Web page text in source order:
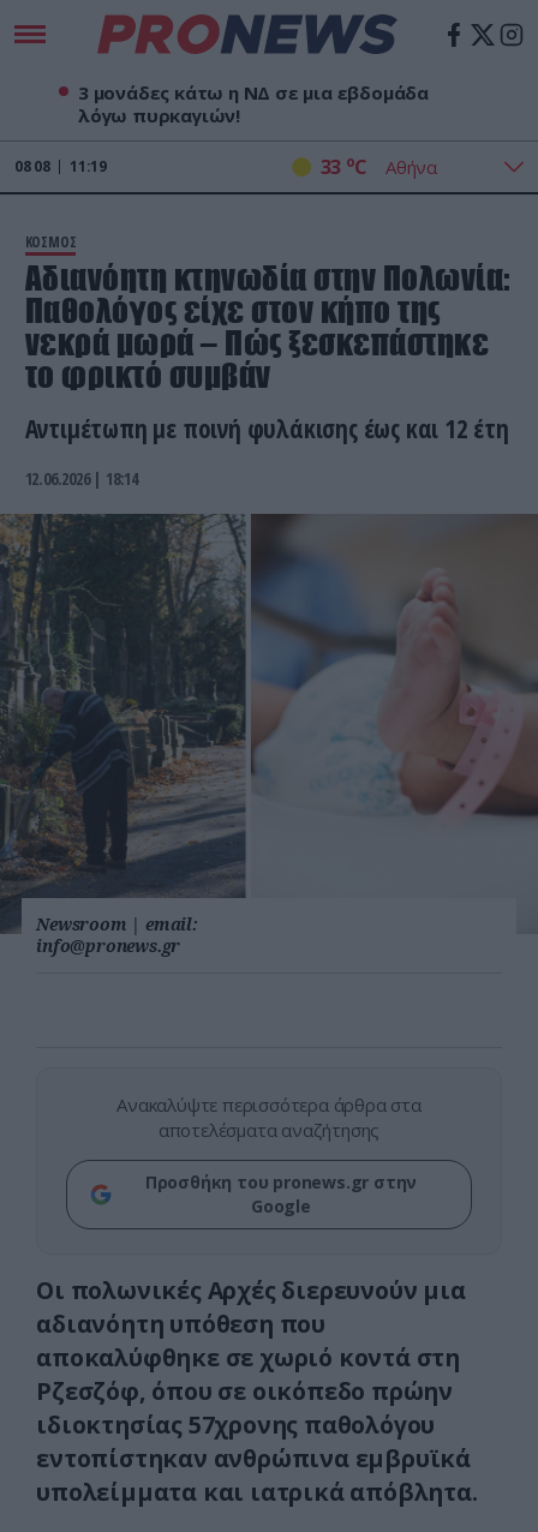
3 μονάδες κάτω η ΝΔ σε μια εβδομάδα
λόγω πυρκαγιών!
08 08 11:19 33 oC
ΚΟΣΜΟΣ
Αδιανόητη κτηνωδία στην Πολωνία:
Παθολόγος είχε στον κήπο της
νεκρά μωρά – Πώς ξεσκεπάστηκε
το φρικτό συμβάν
Αντιμέτωπη με ποινή φυλάκισης έως και 12 έτη
12.06.2026 | 18:14
Newsroom | email:
info@pronews.gr
Ανακαλύψτε περισσότερα άρθρα στα
αποτελέσματα αναζήτησης
Προσθήκη του pronews.gr στην
Google
Οι πολωνικές Αρχές διερευνούν μια
αδιανόητη υπόθεση που
αποκαλύφθηκε σε χωριό κοντά στη
Ρζεσζόφ, όπου σε οικόπεδο πρώην
ιδιοκτησίας 57χρονης παθολόγου
εντοπίστηκαν ανθρώπινα εμβρυϊκά
υπολείμματα και ιατρικά απόβλητα.